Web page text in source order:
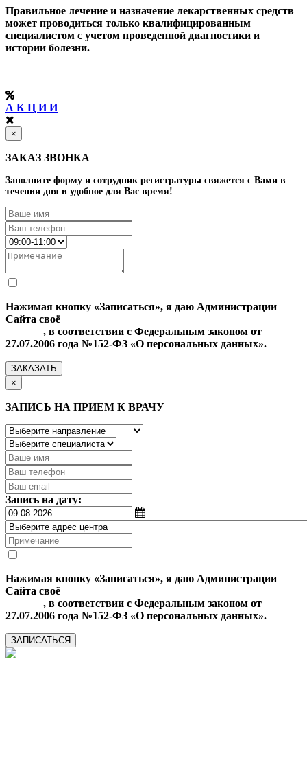
Правильное лечение и назначение лекарственных средств
может проводиться только квалифицированным
специалистом с учетом проведенной диагностики и
истории болезни.
А К Ц И И
×
ЗАКАЗ ЗВОНКА
Заполните форму и сотрудник регистратуры свяжется с Вами в
течении дня в удобное для Вас время!
Нажимая кнопку «Записаться», я даю Администрации
Сайта своё
, в соответствии с Федеральным законом от
27.07.2006 года №152-ФЗ «О персональных данных».
ЗАКАЗАТЬ
×
ЗАПИСЬ НА ПРИЕМ К ВРАЧУ
Запись на дату:
Нажимая кнопку «Записаться», я даю Администрации
Сайта своё
, в соответствии с Федеральным законом от
27.07.2006 года №152-ФЗ «О персональных данных».
ЗАПИСАТЬСЯ